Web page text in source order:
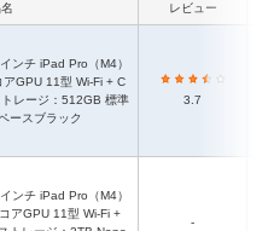
レビュー
GPU 11型 Wi-Fi + C
レージ：512GB 標準
ースブラック
3.7
アGPU 11型 Wi-Fi +
-